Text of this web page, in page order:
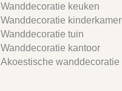
Wanddecoratie keuken
Wanddecoratie kinderkamer
Wanddecoratie tuin
Wanddecoratie kantoor
Akoestische wanddecoratie